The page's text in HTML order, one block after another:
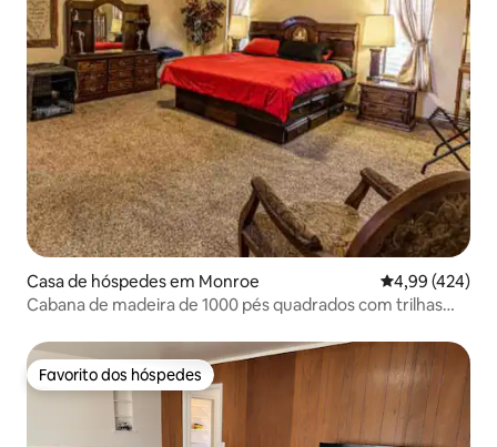
Casa de hóspedes em Monroe Classificação
4,99 (424)
Cabana de madeira de 1000 pés quadrados com trilhas
Favorito dos hóspedes
Favorito dos hóspedes